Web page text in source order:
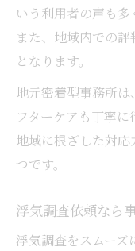
いう利用者の声も多
また、地域内での
となります。
地元密着型事務所
フターケアも丁寧に
地域に根ざした対
つです。
浮気調査依頼なら
浮気調査をスムー